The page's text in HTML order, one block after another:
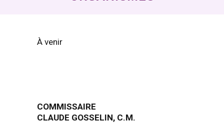
À venir
COMMISSAIRE
CLAUDE GOSSELIN, C.M.